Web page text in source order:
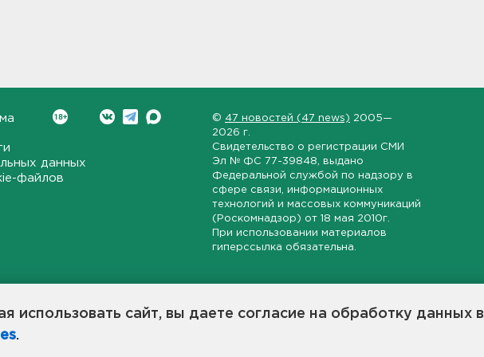
использовать сайт, вы даете согласие на обработку данных в
.
данных
файлов
© 47 новостей (47 news) 2005—
2026 г.
Свидетельство о регистрации СМИ
Эл № ФС 77-39848 , выдано
Федеральной службой по надзору в
сфере связи, информационных
технологий и массовых коммуникаций
(Роскомнадзор) от 18 мая 2010г.
При использовании материалов
гиперссылка обязательна.
области, экономической и инвестиционной активности в регионе.
станет популярной и конструктивной площадкой для свободного
в 47-м регионе России.